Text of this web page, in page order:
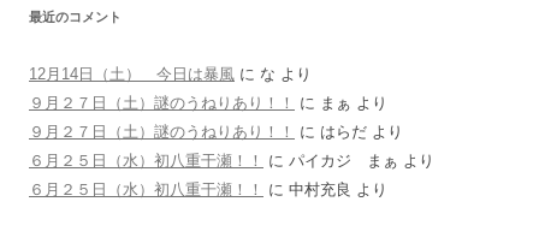
最近のコメント
12月14日（土） 今日は暴風 に な より
９月２７日（土）謎のうねりあり！！
に まぁ より
９月２７日（土）謎のうねりあり！！
に はらだ より
６月２５日（水）初八重干瀬！！
に パイカジ まぁ より
６月２５日（水）初八重干瀬！！
に 中村充良 より